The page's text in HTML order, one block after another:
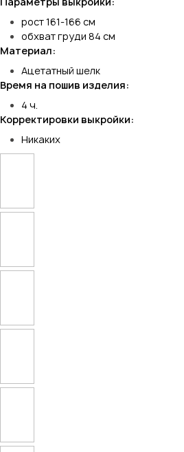
рост 161-166 см
обхват груди 84 см
Материал:
Ацетатный шелк
Время на пошив изделия:
4 ч.
Корректировки выкройки:
Никаких